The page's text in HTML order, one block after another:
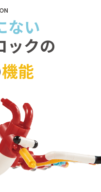
ない
ックの
機能